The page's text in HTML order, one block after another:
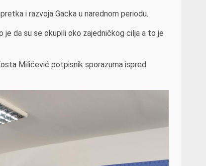
i razvoja Gacka u narednom periodu.
da su se okupili oko zajedničkog cilja a to je
Milićević potpisnik sporazuma ispred